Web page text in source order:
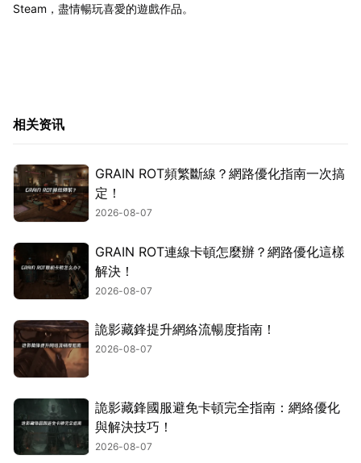
Steam，盡情暢玩喜愛的遊戲作品。
相关资讯
GRAIN ROT頻繁斷線？網路優化指南一次搞
定！
2026-08-07
GRAIN ROT連線卡頓怎麼辦？網路優化這樣
解決！
2026-08-07
詭影藏鋒提升網絡流暢度指南！
2026-08-07
詭影藏鋒國服避免卡頓完全指南：網絡優化
與解決技巧！
2026-08-07